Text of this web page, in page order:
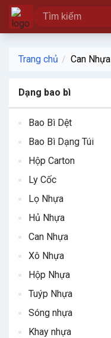
Trang chủ Can Nhựa
Dạng bao bì
Bao Bì Dệt
Bao Bì Dạng Túi
Hộp Carton
Ly Cốc
Lọ Nhựa
Hủ Nhựa
Can Nhựa
Xô Nhựa
Hộp Nhựa
Tuýp Nhựa
Sóng nhựa
Khay nhựa